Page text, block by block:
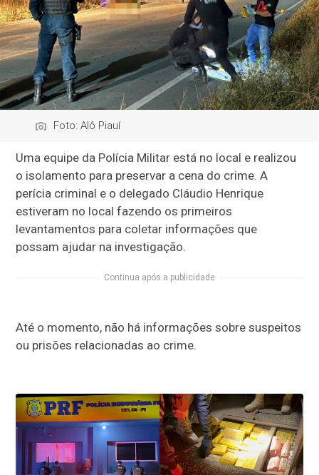
Foto: Alô Piauí
Uma equipe da Polícia Militar está no local e realizou
o isolamento para preservar a cena do crime. A
perícia criminal e o delegado Cláudio Henrique
estiveram no local fazendo os primeiros
levantamentos para coletar informações que
possam ajudar na investigação.
Continua após a publicidade
Até o momento, não há informações sobre suspeitos
ou prisões relacionadas ao crime.